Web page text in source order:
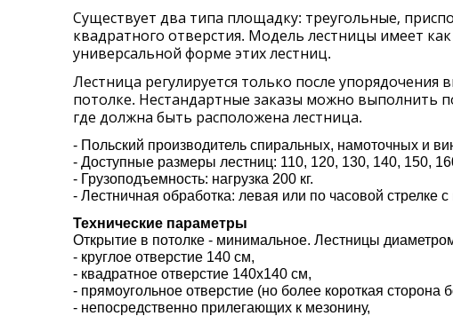
Существует два типа площадку: треугольные,
квадратного отверстия. Модель лестницы имеет
универсальной форме этих лестниц.
Лестница регулируется только после
потолке. Нестандартные заказы можно выполнить
где должна быть расположена лестница.
- Польский производитель спиральных, намоточных и
- Доступные размеры лестниц: 110, 120, 130, 140, 150,
- Грузоподъемность: нагрузка 200 кг.
- Лестничная обработка: левая или по часовой стрелке с
Технические параметры
Открытие в потолке - минимальное. Лестницы
- круглое отверстие 140 см,
- квадратное отверстие 140х140 см,
- прямоугольное отверстие (но более короткая
- непосредственно прилегающих к мезонину,